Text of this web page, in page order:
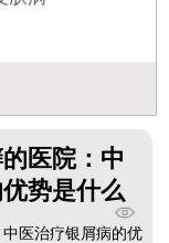
医院：中
势是什么
医治疗银屑病的优